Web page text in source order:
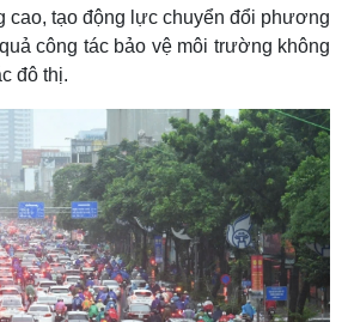
Thị trường
Tiêu dùng
Tỷ giá
Chứng khoán
Giá cà phê
cao, tạo động lực chuyển đổi phương
công tác bảo vệ môi trường không
đô thị.